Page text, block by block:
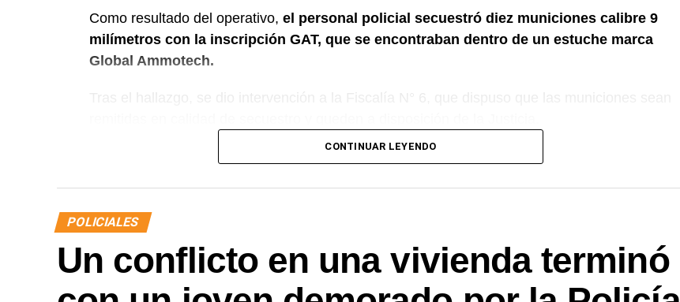
Como resultado del operativo, el personal policial secuestró diez municiones calibre 9
milímetros con la inscripción GAT, que se encontraban dentro de un estuche marca
Global Ammotech.
CONTINUAR LEYENDO
POLICIALES
Un conflicto en una vivienda terminó